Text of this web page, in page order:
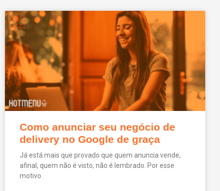
Como anunciar seu negócio de
delivery no Google de graça
Já está mais que provado que quem anuncia vende,
afinal, quem não é visto, não é lembrado. Por esse
motivo